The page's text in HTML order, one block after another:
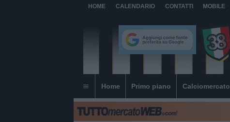
HOME CALENDARIO CONTATTI MOBILE
Home Primo piano Calciomercato